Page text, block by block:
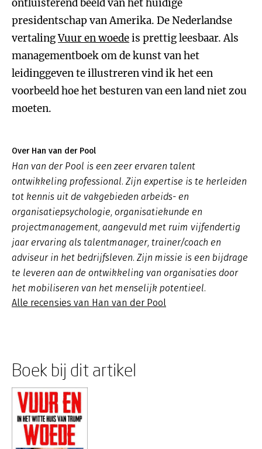
ontluisterend beeld van het huidige
presidentschap van Amerika. De Nederlandse
vertalingVuur en woedeis prettig leesbaar. Als
managementboek om de kunst van het
leidinggeven te illustreren vind ik het een
voorbeeld hoe het besturen van een land niet zou
moeten.
Over Han van der Pool
Han van der Pool is een zeer ervaren talent
ontwikkeling professional. Zijn expertise is te herleiden
tot kennis uit de vakgebieden arbeids- en
organisatiepsychologie, organisatiekunde en
projectmanagement, aangevuld met ruim vijfendertig
jaar ervaring als talentmanager, trainer/coach en
adviseur in het bedrijfsleven. Zijn missie is een bijdrage
te leveren aan de ontwikkeling van organisaties door
het mobiliseren van het menselijk potentieel.
Alle recensies van Han van der Pool
Boek bij dit artikel